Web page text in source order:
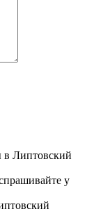
в Липтовский
у